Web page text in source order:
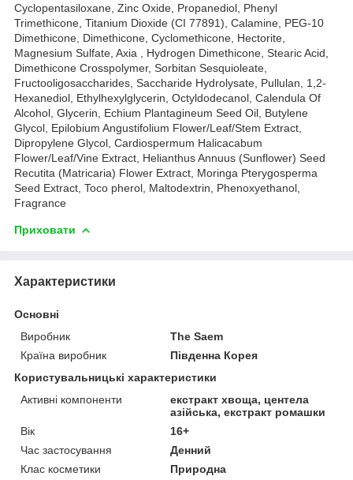
Cyclopentasiloxane, Zinc Oxide, Propanediol, Phenyl
Trimethicone, Titanium Dioxide (CI 77891), Calamine, PEG-10
Dimethicone, Dimethicone, Cyclomethicone, Hectorite,
Magnesium Sulfate, Axia , Hydrogen Dimethicone, Stearic Acid,
Dimethicone Crosspolymer, Sorbitan Sesquioleate,
Fructooligosaccharides, Saccharide Hydrolysate, Pullulan, 1,2-
Hexanediol, Ethylhexylglycerin, Octyldodecanol, Calendula Of
Alcohol, Glycerin, Echium Plantagineum Seed Oil, Butylene
Glycol, Epilobium Angustifolium Flower/Leaf/Stem Extract,
Dipropylene Glycol, Cardiospermum Halicacabum
Flower/Leaf/Vine Extract, Helianthus Annuus (Sunflower) Seed
Recutita (Matricaria) Flower Extract, Moringa Pterygosperma
Seed Extract, Toco pherol, Maltodextrin, Phenoxyethanol,
Fragrance
Приховати
Характеристики
Основні
Виробник
The Saem
Країна виробник
Південна Корея
Користувальницькі характеристики
Активні компоненти
екстракт хвоща, центела
азійська, екстракт ромашки
Вік
16+
Час застосування
Денний
Клас косметики
Природна